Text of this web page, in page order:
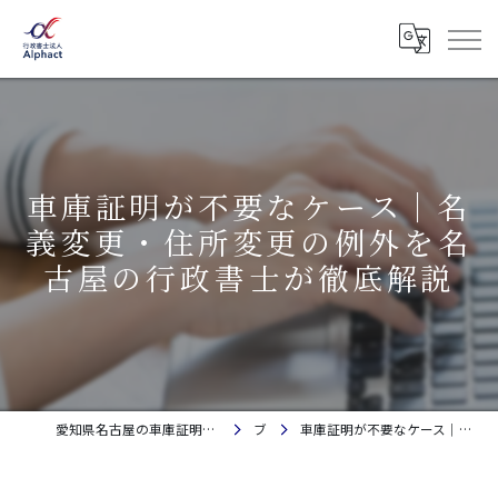
車庫証明が不要なケース｜名
義変更・住所変更の例外を名
古屋の行政書士が徹底解説
愛知県名古屋の車庫証明・自動車登録なら行政書士法人Alphact｜相談料金無料 ブログ 車庫証明が不要なケース｜名義変更・住所変更の例外を名古屋の行政書士が徹底解説